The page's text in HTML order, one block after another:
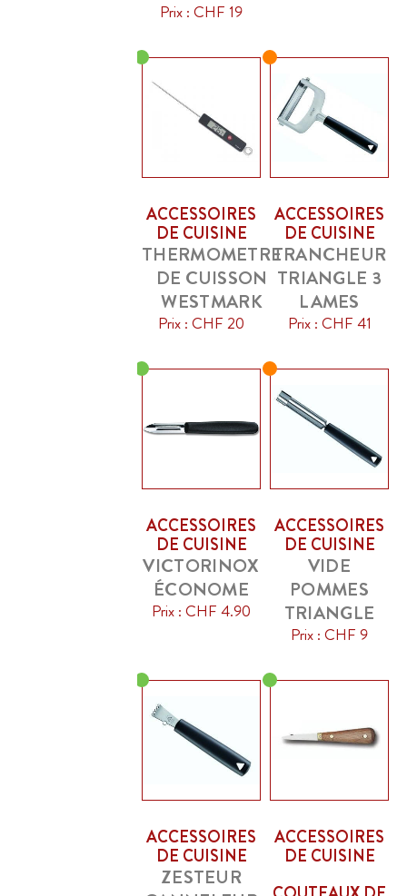
Prix : CHF 19
ACCESSOIRES
DE CUISINE
THERMOMETRE
DE CUISSON
WESTMARK
Prix : CHF 20
ACCESSOIRES
DE CUISINE
TRANCHEUR
TRIANGLE 3
LAMES
Prix : CHF 41
ACCESSOIRES
DE CUISINE
VICTORINOX
ÉCONOME
Prix : CHF 4.90
ACCESSOIRES
DE CUISINE
VIDE
POMMES
TRIANGLE
Prix : CHF 9
ACCESSOIRES
DE CUISINE
ZESTEUR
ACCESSOIRES
DE CUISINE